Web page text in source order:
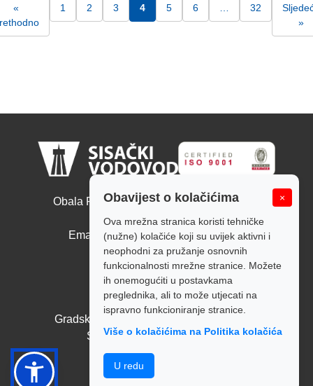
Obavijest o kolačićima ×
Ova mrežna stranica koristi tehničke
(nužne) kolačiće koji su uvijek aktivni i
neophodni za pružanje osnovnih
funkcionalnosti mrežne stranice. Možete
ih onemogućiti u postavkama
preglednika, ali to može utjecati na
ispravno funkcioniranje stranice.
Više o kolačićima na Politika kolačića
U redu
«
1 2 3 4 5 6 32
»
Obala Ruđera Boškovića 10, 44000 Sisak
Tel: +385 44 526 166
Email: tajnistvo@sisackivodovod.hr
Politika kolačića
Radno vrijeme:
Pon - Pet: 7:00 - 14:00
Gradska blagajna: Pon - Pet: 7:00 - 14:00
Subota i nedjelja: Zatvoreno
Politika privatnosti